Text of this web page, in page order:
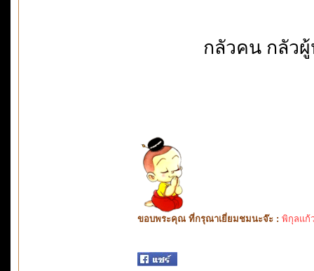
กลัวคน กลัว
ขอบพระคุณ ที่กรุณาเยี่ยมชมนะจ๊ะ : พิกุลแก้